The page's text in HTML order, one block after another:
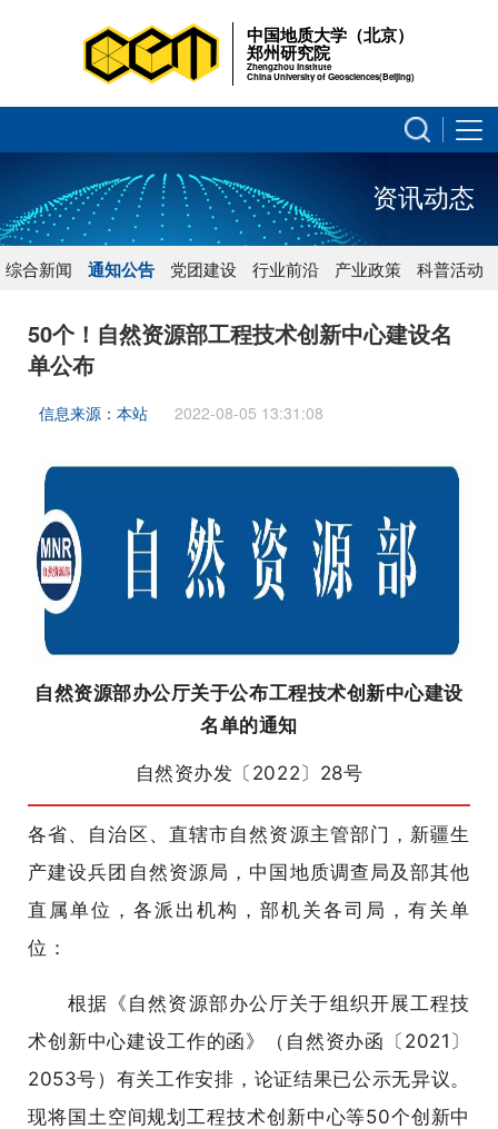
中国地质大学（北京）
郑州研究院
Zhengzhou Institute
China University of Geosciences(Beijing)
资讯动态
综合新闻 通知公告 党团建设 行业前沿 产业政策 科普活动
50个！自然资源部工程技术创新中心建设名
单公布
信息来源：本站 2022-08-05 13:31:08
自然资源部办公厅关于公布工程技术创新中心建设
名单的通知
自然资办发〔2022〕28号
各省、自治区、直辖市自然资源主管部门，新疆生
产建设兵团自然资源局，中国地质调查局及部其他
直属单位，各派出机构，部机关各司局，有关单
位：
根据《自然资源部办公厅关于组织开展工程技
术创新中心建设工作的函》（自然资办函〔2021〕
2053号）有关工作安排，论证结果已公示无异议。
现将国土空间规划工程技术创新中心等50个创新中